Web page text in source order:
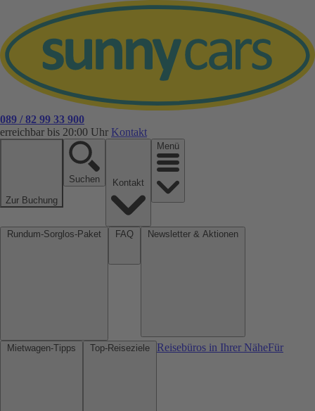
089 / 82 99 33 900
erreichbar bis 20:00 Uhr Kontakt
Zur Buchung
Suchen
Menü
Reisebüros in Ihrer NäheFür